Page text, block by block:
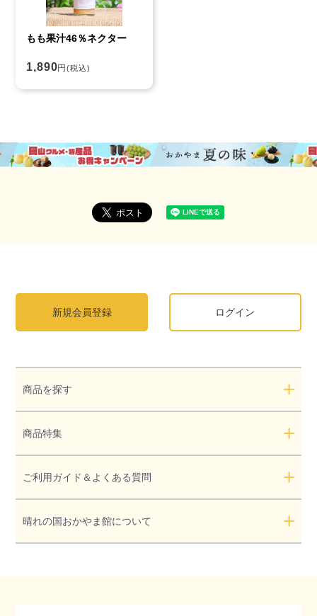
もも果汁46％ネクター
1,890円(税込)
新規会員登録 ログイン
商品を探す
商品特集
ご利用ガイド＆よくある質問
晴れの国おかやま館について